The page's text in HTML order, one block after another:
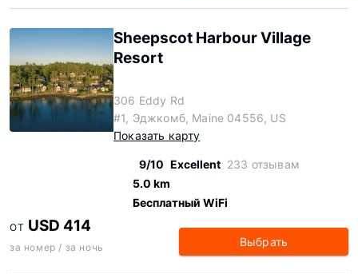
Sheepscot Harbour Village
Resort
306 Eddy Rd
#1, Эджкомб, Maine 04556, US
Показать карту
9/10 Excellent 233 отзывам
5.0 km
Бесплатный WiFi
ОТ USD 414
за номер / за ночь Выбрать